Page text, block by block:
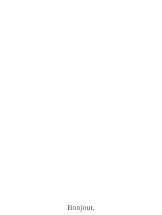
Bonjour,